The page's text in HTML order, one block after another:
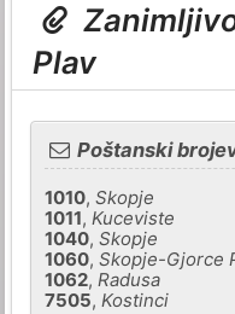
Plav
Poštanski
1010,Skopje
1011,Kuceviste
1040,Skopje
1060,Skopje-Gjorce
1062,Radusa
7505,Kostinci